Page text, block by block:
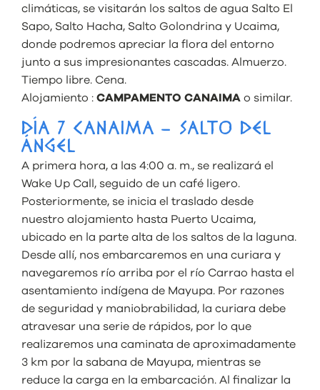
climáticas, se visitarán los saltos de agua Salto El
Sapo, Salto Hacha, Salto Golondrina y Ucaima,
donde podremos apreciar la flora del entorno
junto a sus impresionantes cascadas. Almuerzo.
Tiempo libre. Cena.
Alojamiento : CAMPAMENTO CANAIMA o similar.
DÍA 7 CANAIMA – SALTO DEL
ÁNGEL
A primera hora, a las 4:00 a. m., se realizará el
Wake Up Call, seguido de un café ligero.
Posteriormente, se inicia el traslado desde
nuestro alojamiento hasta Puerto Ucaima,
ubicado en la parte alta de los saltos de la laguna.
Desde allí, nos embarcaremos en una curiara y
navegaremos río arriba por el río Carrao hasta el
asentamiento indígena de Mayupa. Por razones
de seguridad y maniobrabilidad, la curiara debe
atravesar una serie de rápidos, por lo que
realizaremos una caminata de aproximadamente
3 km por la sabana de Mayupa, mientras se
reduce la carga en la embarcación. Al finalizar la